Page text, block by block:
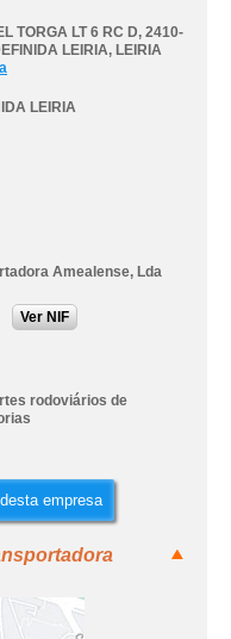
TORGA LT 6 RC D, 2410-
LEIRIA, LEIRIA
LEIRIA
Amealense, Lda
Ver NIF
rodoviários de
empresa